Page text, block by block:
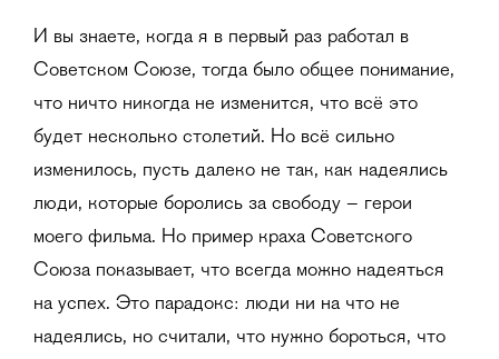
И вы знаете, когда я в первый раз работал в
Советском Союзе, тогда было общее понимание,
что ничто никогда не изменится, что всё это
будет несколько столетий. Но всё сильно
изменилось, пусть далеко не так, как надеялись
люди, которые боролись за свободу – герои
моего фильма. Но пример краха Советского
Союза показывает, что всегда можно надеяться
на успех. Это парадокс: люди ни на что не
надеялись, но считали, что нужно бороться, что